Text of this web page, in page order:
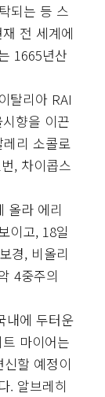
되는 등 스
전 세계에
1665년산
탈리아 RAI
향을 이끈
레리 소콜로
, 차이콥스
올라 에리
이고, 18일
경, 비올리
4중주의
내에 두터운
마이어는
할 예정이
. 알브레히